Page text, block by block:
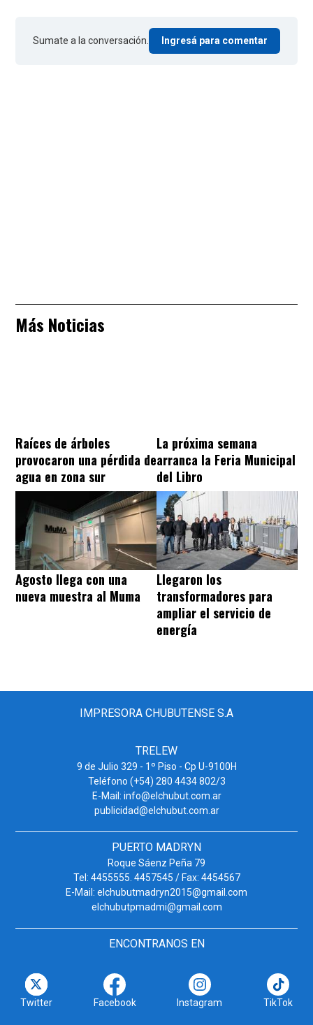
Sumate a la conversación. Ingresá para comentar
Más Noticias
Raíces de árboles
provocaron una pérdida de
agua en zona sur
La próxima semana
arranca la Feria Municipal
del Libro
Agosto llega con una
nueva muestra al Muma
Llegaron los
transformadores para
ampliar el servicio de
energía
IMPRESORA CHUBUTENSE S.A
TRELEW
9 de Julio 329 - 1º Piso - Cp U-9100H
Teléfono (+54) 280 4434 802/3
E-Mail: info@elchubut.com.ar
publicidad@elchubut.com.ar
PUERTO MADRYN
Roque Sáenz Peña 79
Tel: 4455555. 4457545 / Fax: 4454567
E-Mail: elchubutmadryn2015@gmail.com
elchubutpmadmi@gmail.com
ENCONTRANOS EN
Twitter Facebook Instagram TikTok